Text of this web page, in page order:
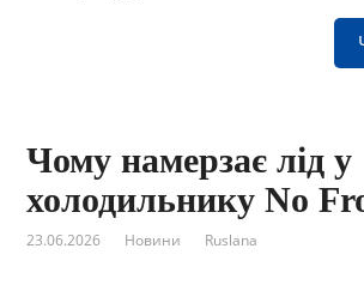
Чому намерзає лід у
холодильнику No
23.06.2026 Новини Ruslana